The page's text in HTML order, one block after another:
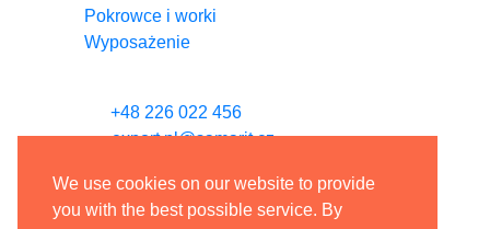
We use cookies on our website to provide
you with the best possible service. By
Pokrowce i worki
Wyposażenie
+48 226 022 456
export.pl@samarit.cz
Praha 5, PSČ 155 00, Czechy